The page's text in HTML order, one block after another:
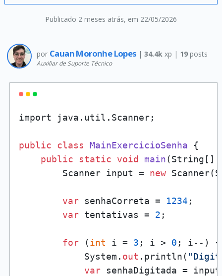
Publicado 2 meses atrás, em 22/05/2026
por Cauan Moronhe Lopes | 34.4k xp | 19posts
Auxiliar de Suporte Técnico
import java.util.Scanner;
public class MainExercicioSenha {
public
static void main(String[]
        Scanner input =
new
var senhaCorreta = 1234 ;
var tentativas = 2 ;
for (int i = 3 ; i > 0 ; i--) {
            System.
out .println(
var senhaDigitada =